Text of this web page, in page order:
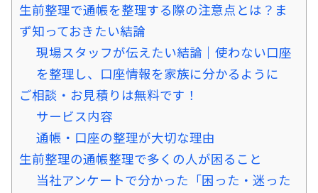
生前整理で通帳を整理する際の注意点とは？ま
ず知っておきたい結論
現場スタッフが伝えたい結論｜使わない口座
を整理し、口座情報を家族に分かるように
ご相談・お見積りは無料です！
サービス内容
通帳・口座の整理が大切な理由
生前整理の通帳整理で多くの人が困ること
当社アンケートで分かった「困った・迷った